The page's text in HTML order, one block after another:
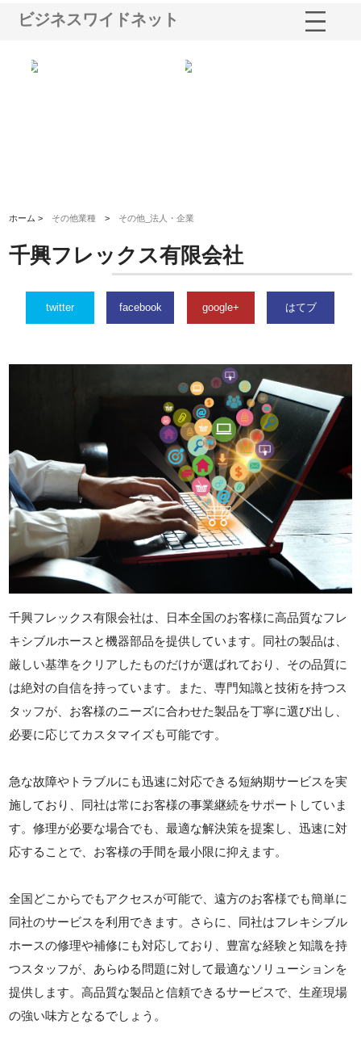
ビジネスワイドネット
ホーム > その他業種 > その他_法人・企業
千興フレックス有限会社
twitter facebook google+ はてブ
千興フレックス有限会社は、日本全国のお客様に高品質なフレ
キシブルホースと機器部品を提供しています。同社の製品は、
厳しい基準をクリアしたものだけが選ばれており、その品質に
は絶対の自信を持っています。また、専門知識と技術を持つス
タッフが、お客様のニーズに合わせた製品を丁寧に選び出し、
必要に応じてカスタマイズも可能です。
急な故障やトラブルにも迅速に対応できる短納期サービスを実
施しており、同社は常にお客様の事業継続をサポートしていま
す。修理が必要な場合でも、最適な解決策を提案し、迅速に対
応することで、お客様の手間を最小限に抑えます。
全国どこからでもアクセスが可能で、遠方のお客様でも簡単に
同社のサービスを利用できます。さらに、同社はフレキシブル
ホースの修理や補修にも対応しており、豊富な経験と知識を持
つスタッフが、あらゆる問題に対して最適なソリューションを
提供します。高品質な製品と信頼できるサービスで、生産現場
の強い味方となるでしょう。